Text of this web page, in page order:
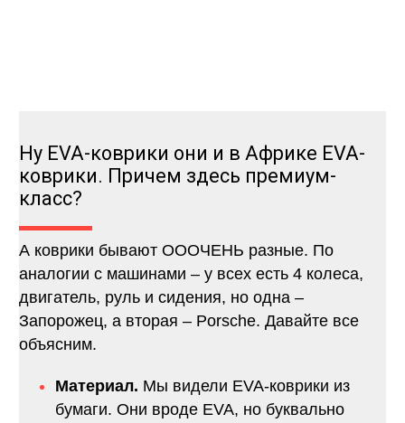
Ну EVA-коврики они и в Африке EVA-
коврики. Причем здесь премиум-
класс?
А коврики бывают ОООЧЕНЬ разные. По
аналогии с машинами – у всех есть 4 колеса,
двигатель, руль и сидения, но одна –
Запорожец, а вторая – Porsche. Давайте все
объясним.
Материал. Мы видели EVA-коврики из
бумаги. Они вроде EVA, но буквально